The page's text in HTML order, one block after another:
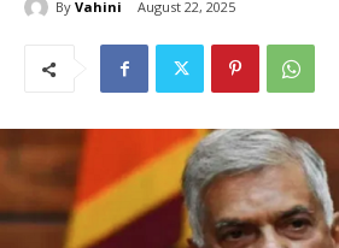
By Vahini August 22, 2025